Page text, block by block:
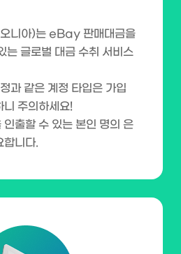
니아)는 eBay 판매대금을
는 글로벌 대금 수취 서비스
과 같은 계정 타입은 가입
니 주의하세요!
인출할 수 있는 본인 명의 은
합니다.